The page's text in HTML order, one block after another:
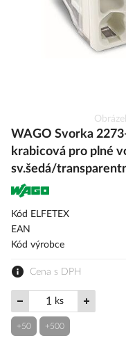
na
začátek
s
obrázky
WAGO Svorka
krabicová pro plné
sv.šedá/
Kód ELFETEX
EAN
Kód výrobce
Cena s DPH
ks
+50 +500